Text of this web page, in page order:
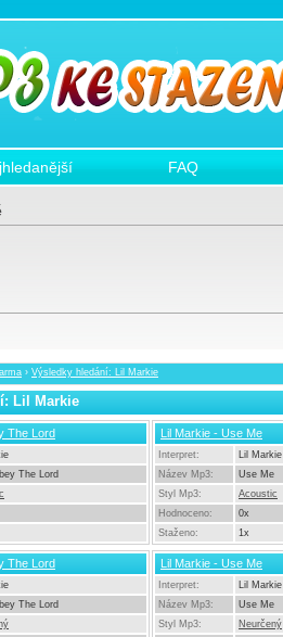
FAQ
› Výsledky hledání: Lil Markie
Lil Markie
The Lord
The Lord
Lil Markie - Use Me
Interpret:
Lil Markie
Název Mp3:
Use Me
Styl Mp3:
Acoustic
Hodnoceno:
0x
Staženo:
1x
The Lord
The Lord
Lil Markie - Use Me
Interpret:
Lil Markie
Název Mp3:
Use Me
Styl Mp3:
Neurčený